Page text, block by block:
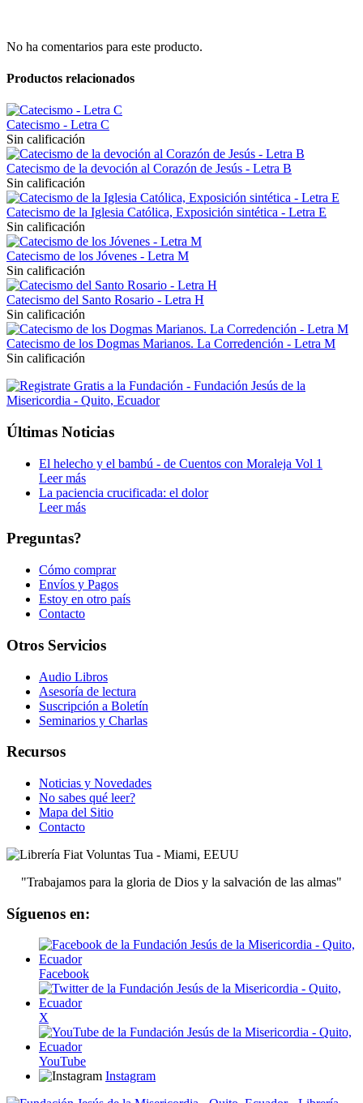
No ha comentarios para este producto.
Productos relacionados
Catecismo - Letra C
Sin calificación
Catecismo de la devoción al Corazón de Jesús - Letra B
Sin calificación
Catecismo de la Iglesia Católica, Exposición sintética - Letra E
Sin calificación
Catecismo de los Jóvenes - Letra M
Sin calificación
Catecismo del Santo Rosario - Letra H
Sin calificación
Catecismo de los Dogmas Marianos. La Corredención - Letra M
Sin calificación
Últimas Noticias
El helecho y el bambú - de Cuentos con Moraleja Vol 1
Leer más
La paciencia crucificada: el dolor
Leer más
Preguntas?
Cómo comprar
Envíos y Pagos
Estoy en otro país
Contacto
Otros Servicios
Audio Libros
Asesoría de lectura
Suscripción a Boletín
Seminarios y Charlas
Recursos
Noticias y Novedades
No sabes qué leer?
Mapa del Sitio
Contacto
"Trabajamos para la gloria de Dios y la salvación de las almas"
Síguenos en:
Facebook
X
YouTube
Instagram